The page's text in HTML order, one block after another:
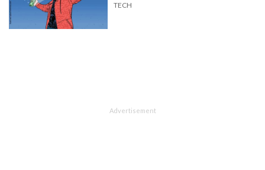
TECH